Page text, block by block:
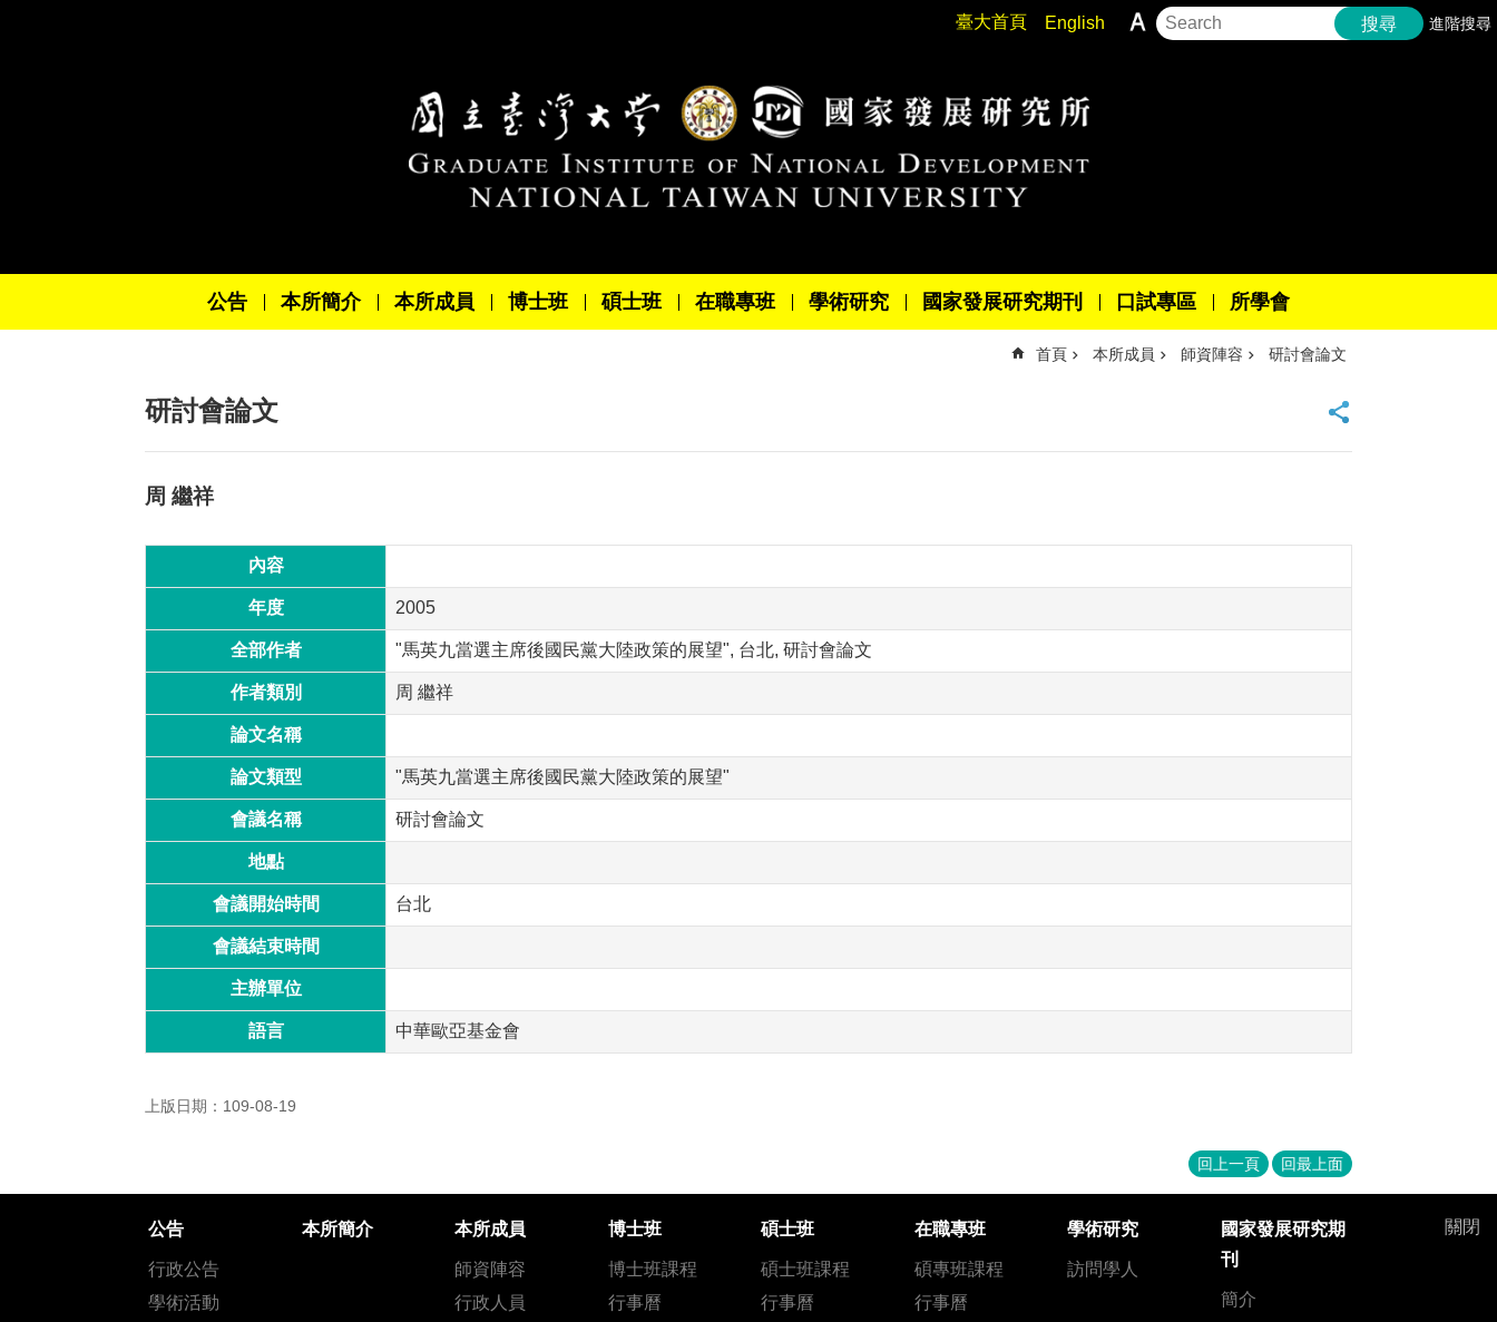
臺大首頁 English 搜尋 進階搜尋
公告 本所簡介 本所成員 博士班 碩士班 在職專班 學術研究 國家發展研究期刊 口試專區 所學會
首頁 本所成員 師資陣容 研討會論文
研討會論文
周 繼祥
內容
年度 2005
全部作者 "馬英九當選主席後國民黨大陸政策的展望", 台北, 研討會論文
作者類別 周 繼祥
論文名稱
論文類型 "馬英九當選主席後國民黨大陸政策的展望"
會議名稱 研討會論文
地點
會議開始時間 台北
會議結束時間
主辦單位
語言 中華歐亞基金會
上版日期：109-08-19
回上一頁 回最上面
關閉
公告
行政公告
學術活動
本所簡介 本所成員
師資陣容
行政人員
博士班
博士班課程
行事曆
碩士班
碩士班課程
行事曆
在職專班
碩專班課程
行事曆
學術研究
訪問學人
國家發展研究期
刊
簡介